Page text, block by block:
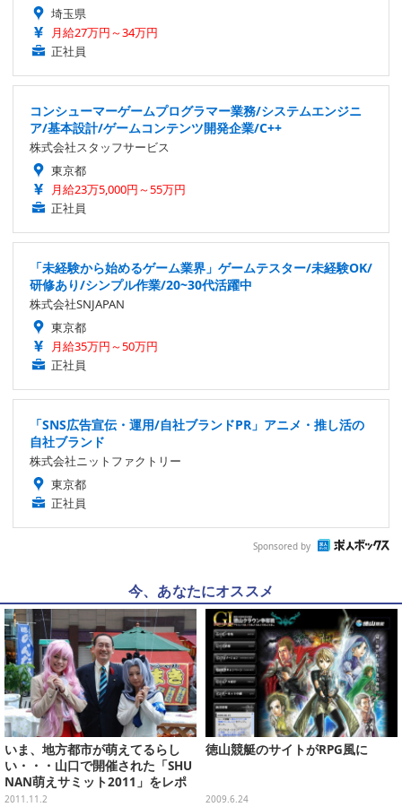
埼玉県
月給27万円～34万円
正社員
コンシューマーゲームプログラマー業務/システムエンジニ
ア/基本設計/ゲームコンテンツ開発企業/C++
株式会社スタッフサービス
東京都
月給23万5,000円～55万円
正社員
「未経験から始めるゲーム業界」ゲームテスター/未経験OK/
研修あり/シンプル作業/20~30代活躍中
株式会社SNJAPAN
東京都
月給35万円～50万円
正社員
「SNS広告宣伝・運用/自社ブランドPR」アニメ・推し活の
自社ブランド
株式会社ニットファクトリー
東京都
正社員
Sponsored by
今、あなたにオススメ
いま、地方都市が萌えてるらし
い・・・山口で開催された「SHU
NAN萌えサミット2011」をレポ
ート
2011.11.2
徳山競艇のサイトがRPG風に
2009.6.24